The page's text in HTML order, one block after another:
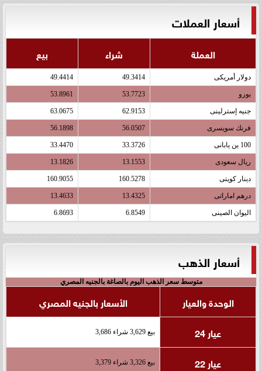
أسعار العملات
العملة شراء بيع
دولار أمريكى 49.3414
49.4414
يورو 53.7723
53.8961
جنيه إسترلينى 62.9153
63.0675
فرنك سويسرى 56.0507
56.1898
100 ين يابانى 33.3726
33.4470
ريال سعودى 13.1553
13.1826
دينار كويتى 160.5278
160.9055
درهم اماراتى 13.4325
13.4633
اليوان الصينى 6.8549
6.8693
أسعار الذهب
متوسط سعر الذهب اليوم بالصاغة بالجنيه المصري
الوحدة والعيار
الأسعار بالجنيه المصري
عيار 24
بيع 3,629 شراء 3,686
عيار 22 بيع 3,326 شراء 3,379